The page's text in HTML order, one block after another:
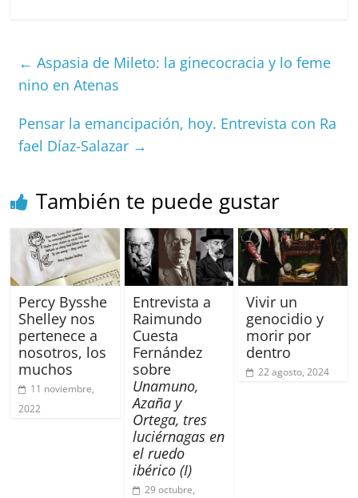
b
o
o
k
A
p
p
at d ar
← Aspasia de Mileto: la ginecocracia y lo feme
nino en Atenas
Pensar la emancipación, hoy. Entrevista con Ra
fael Díaz-Salazar →
También te puede gustar
Percy Bysshe
Shelley nos
pertenece a
nosotros, los
muchos
11 noviembre,
2022
Entrevista a
Raimundo
Cuesta
Fernández
sobre
Unamuno,
Azaña y
Ortega, tres
luciérnagas en
el ruedo
ibérico (I)
29 octubre,
Vivir un
genocidio y
morir por
dentro
22 agosto, 2024